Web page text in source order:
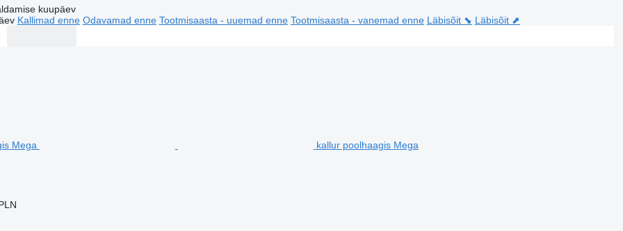
kuupäev
Kallimad enne Odavamad enne Tootmisaasta - uuemad enne Tootmisaasta - vanemad enne Läbisõit ⬊ Läbisõit ⬈
kallur poolhaagis Mega